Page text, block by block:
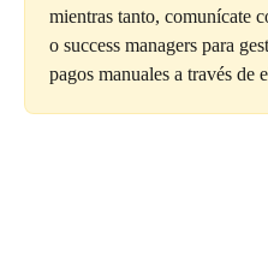
mientras tanto, comunícate
o success managers para
pagos manuales a través de